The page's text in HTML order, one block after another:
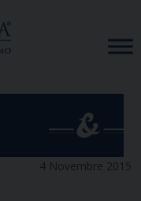
4 Novembre 2015